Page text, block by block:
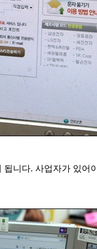
니다. 사업자가 있어